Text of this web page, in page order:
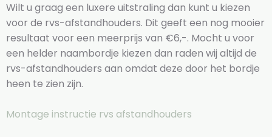
Wilt u graag een luxere uitstraling dan kunt u kiezen
voor de rvs-afstandhouders. Dit geeft een nog mooier
resultaat voor een meerprijs van €6,-. Mocht u voor
een helder naambordje kiezen dan raden wij altijd de
rvs-afstandhouders aan omdat deze door het bordje
heen te zien zijn.
Montage instructie rvs afstandhouders